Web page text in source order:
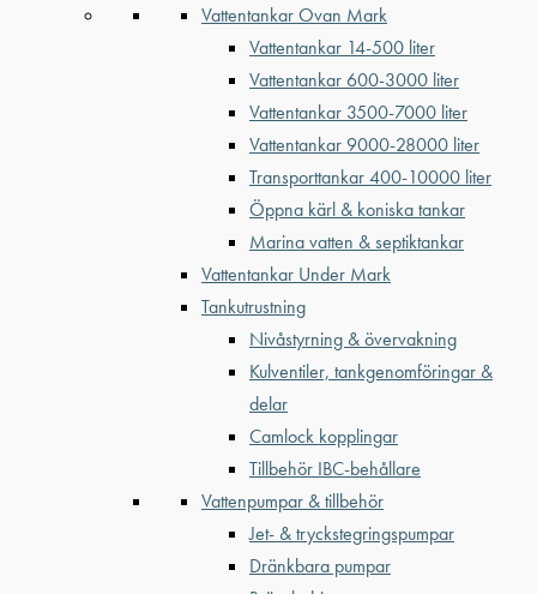
Vattentankar Ovan Mark
Vattentankar 14-500 liter
Vattentankar 600-3000 liter
Vattentankar 3500-7000 liter
Vattentankar 9000-28000 liter
Transporttankar 400-10000 liter
Öppna kärl & koniska tankar
Marina vatten & septiktankar
Vattentankar Under Mark
Tankutrustning
Nivåstyrning & övervakning
Kulventiler, tankgenomföringar &
delar
Camlock kopplingar
Tillbehör IBC-behållare
Vattenpumpar & tillbehör
Jet- & tryckstegringspumpar
Dränkbara pumpar